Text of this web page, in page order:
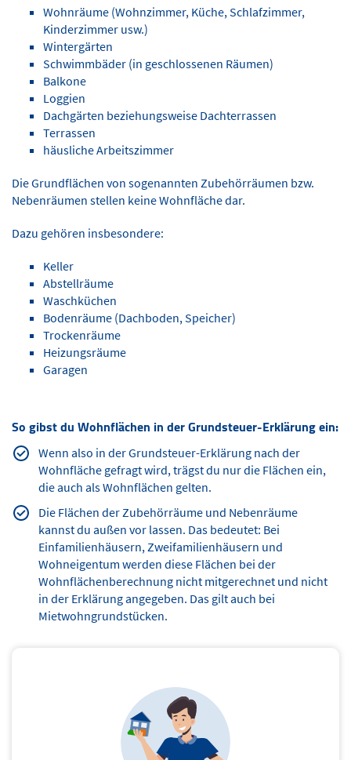
Wohnräume (Wohnzimmer, Küche, Schlafzimmer,
Kinderzimmer usw.)
Wintergärten
Schwimmbäder (in geschlossenen Räumen)
Balkone
Loggien
Dachgärten beziehungsweise Dachterrassen
Terrassen
häusliche Arbeitszimmer
Die Grundflächen von sogenannten Zubehörräumen bzw.
Nebenräumen stellen keine Wohnfläche dar.
Dazu gehören insbesondere:
Keller
Abstellräume
Waschküchen
Bodenräume (Dachboden, Speicher)
Trockenräume
Heizungsräume
Garagen
So gibst du Wohnflächen in der Grundsteuer-Erklärung ein:
Wenn also in der Grundsteuer-Erklärung nach der
Wohnfläche gefragt wird, trägst du nur die Flächen ein,
die auch als Wohnflächen gelten.
Die Flächen der Zubehörräume und Nebenräume
kannst du außen vor lassen. Das bedeutet: Bei
Einfamilienhäusern, Zweifamilienhäusern und
Wohneigentum werden diese Flächen bei der
Wohnflächenberechnung nicht mitgerechnet und nicht
in der Erklärung angegeben. Das gilt auch bei
Mietwohngrundstücken.